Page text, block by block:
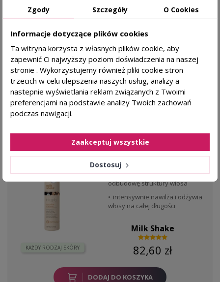
KAŻDY RODZAJ SKÓRY 84,99 zł
DODAJ DO KOSZYKA
TRYCHOLOG POLECA
MILK SHAKE Integrity Szampon głęboko
regenerujący - 300 ml
KAŻDY RODZAJ SKÓRY
Dla kogo?
wspiera regenerację i
odbudowę struktury włosa
intensywnie nawilża i odżywia
włosy na całej długości
Milk Shake
82,60 zł
DODAJ DO KOSZYKA
Zgody Szczegóły O Cookies
Informacje dotyczące plików cookies
Ta witryna korzysta z własnych plików cookie, aby
zapewnić Ci najwyższy poziom doświadczenia na naszej
stronie . Wykorzystujemy również pliki cookie stron
trzecich w celu ulepszenia naszych usług, analizy a
nastepnie wyświetlania reklam związanych z Twoimi
preferencjami na podstawie analizy Twoich zachowań
podczas nawigacji.
Dostosuj
Zaakceptuj wszystkie